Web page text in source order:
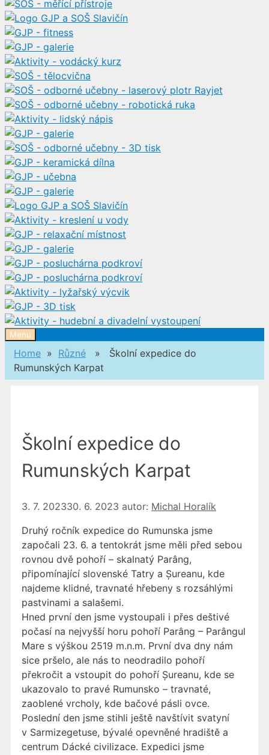
Menu
Home » Různé » Školní expedice do
Rumunských Karpat
Školní expedice do
Rumunských Karpat
3. 7. 202330. 6. 2023 autor: Michal Horalík
Druhý ročník expedice do Rumunska jsme
započali 23. 6. a tentokrát jsme měli před sebou
rovnou dvě pohoří – skalnatý Parâng,
připomínající slovenské Tatry a Șureanu, kde
najdeme klidné, travnaté hřebeny s rozsáhlými
pastvinami a salašemi.
Hned první den jsme vystoupali i přes deštivé
počasí na nejvyšší horu pohoří Parâng – Parângul
Mare s výškou 2519 m.n.m. První dva dny nám
sice pršelo, ale nás to neodradilo pohoří
překročit a vstoupit do pohoří Șureanu, kde se
ukazovalo to pravé Rumunsko – travnaté,
zaoblené vrcholy, kde bačové pásli ovce.
Poslední den jsme stihli ještě navštívit svatyní
v Sarmizegetuse, bývalé opevněné hradiště a
centrum Dácké civilizace. Expedici jsme